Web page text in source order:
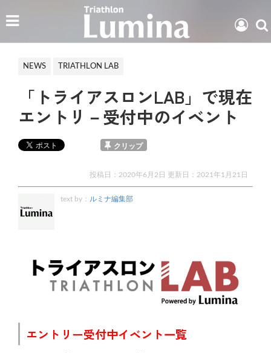
NEWS TRIATHLON LAB
「トライアスロンLAB」で現在
エントリ－受付中のイベント
クリップ
投稿日：2020年6月2日 更新日： 2021年1月21日
text by： ルミナ編集部
エントリー受付中イベント一覧